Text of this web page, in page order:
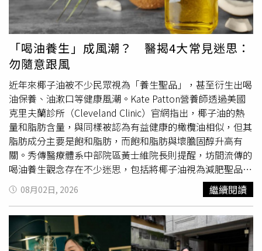
事實」。侯炳瑩近年移居大陸生活，作風相當低調，如今隨
著母親李嘉茜辭世，過往這段受訪內容也再度被翻出，引發
外界討論。
「喝油養生」成風潮？ 醫揭4大常見迷思：
勿隨意跟風
近年來椰子油被不少民眾視為「養生聖品」，甚至衍生出喝
油保養、油漱口等健康風潮。Kate Patton營養師透過美國
克里夫蘭診所（Cleveland Clinic）官網指出，椰子油的熱
量和脂肪含量，與同樣被認為有益健康的橄欖油相似，但其
脂肪成分主要是飽和脂肪，而飽和脂肪與壞膽固醇升高有
關。秀傳醫療體系中部院區黃士維院長則提醒，坊間流傳的
喝油養生觀念存在不少迷思，包括將椰子油視為減肥聖品、
相信油漱口能排毒等，都應謹慎看待。營養師比較椰子油與
橄欖油 差異在「脂肪種類」Patton營養師透過衛教文章說
明，椰子油與橄欖油最大的差別在於脂肪組成，其中橄欖油
富含不飽和脂肪酸，是地中海飲食的重要成分之一，被認為
與「壞膽固醇」，即低密度脂蛋白（LDL）降低、身體發炎
08月02日, 2026 繼續閱讀